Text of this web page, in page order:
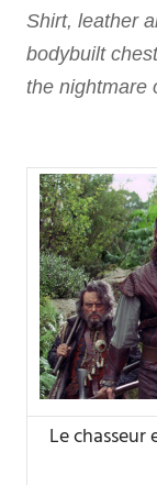
Shirt, leather
bodybuilt
the nightmare
Le